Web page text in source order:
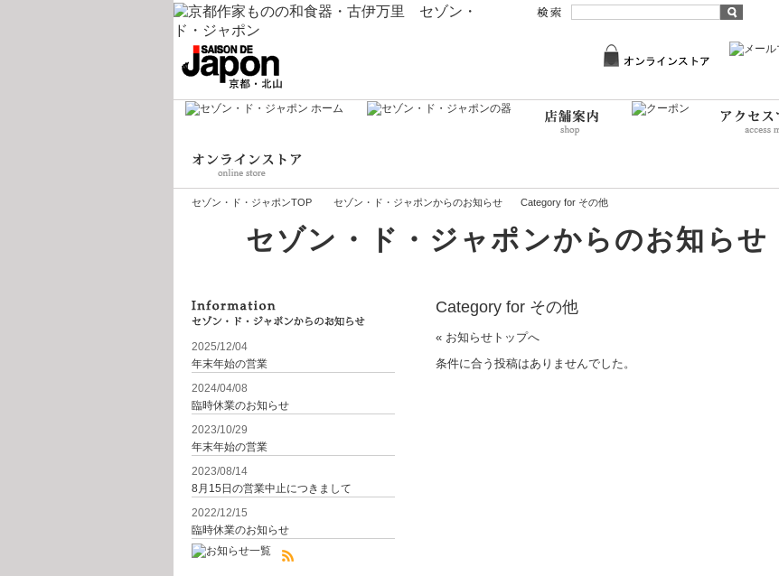
セゾン・ド・ジャポンTOP セゾン・ド・ジャポンからのお知らせ Category for その他
セゾン・ド・ジャポンからのお知らせ
2025/12/04
年末年始の営業
2024/04/08
臨時休業のお知らせ
2023/10/29
年末年始の営業
2023/08/14
8月15日の営業中止につきまして
2022/12/15
臨時休業のお知らせ
Category for その他
« お知らせトップへ
条件に合う投稿はありませんでした。